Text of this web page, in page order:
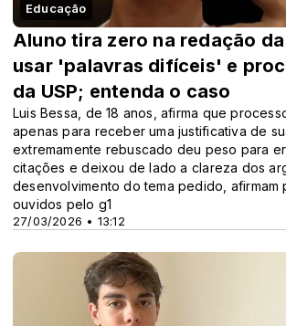
Educação
27/03/2026 • 13:12
Aluno tira zero na redação
usar 'palavras difíceis' e
da USP; entenda o caso
Luis Bessa, de 18 anos, afirma que
apenas para receber uma justificativa de
extremamente rebuscado deu peso para
citações e deixou de lado a clareza dos
desenvolvimento do tema pedido, afirmam
ouvidos pelo g1